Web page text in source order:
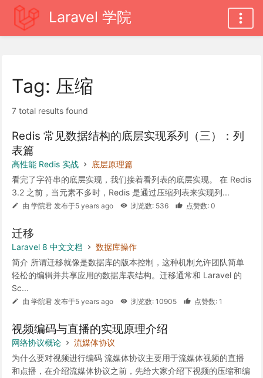
Laravel 学院
Tag: 压缩
7 total results found
Redis 常见数据结构的底层实现系列（三）：列
表篇
高性能 Redis 实战
底层原理篇
看完了字符串的底层实现，我们接着看列表的底层实现。 在 Redis
3.2 之前，当元素不多时，Redis 是通过压缩列表来实现列...
由 学院君 发布于5 years ago 浏览数: 536 点赞数: 0
迁移
Laravel 8 中文文档
数据库操作
简介 所谓迁移就像是数据库的版本控制，这种机制允许团队简单
轻松的编辑并共享应用的数据库表结构。迁移通常和 Laravel 的
Sc...
由 学院君 发布于5 years ago 浏览数: 10905 点赞数: 1
视频编码与直播的实现原理介绍
网络协议概论
流媒体协议
为什么要对视频进行编码 流媒体协议主要用于流媒体视频的直播
和点播，在介绍流媒体协议之前，先给大家介绍下视频的压缩和编